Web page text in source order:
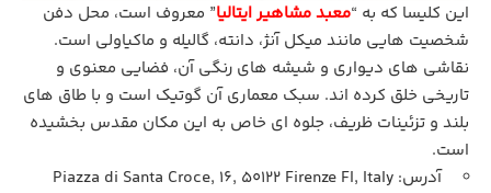
این کلیسا که به “معبد مشاهیر ایتالیا” معروف است، محل دفن
شخصیت‌ هایی مانند میکل‌ آنژ، دانته، گالیله و ماکیاولی است.
نقاشی‌ های دیواری و شیشه‌ های رنگی آن، فضایی معنوی و
تاریخی خلق کرده‌ اند. سبک معماری آن گوتیک است و با طاق‌ های
بلند و تزئینات ظریف، جلوه‌ ای خاص به این مکان مقدس بخشیده
است.
آدرس: Piazza di Santa Croce, 16, 50122 Firenze FI, Italy